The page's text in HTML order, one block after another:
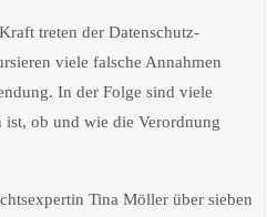
treten der Datenschutz-
viele falsche Annahmen
In der Folge sind viele
ist, ob und wie die Verordnung
Tina Möller über sieben